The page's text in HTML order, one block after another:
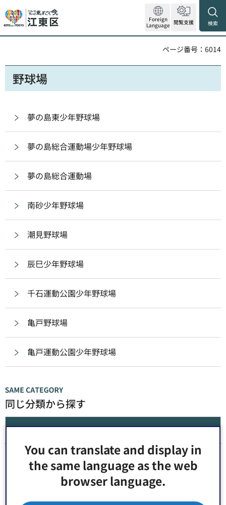
You can translate and display in
the same language as the web
browser language.
Foreign
Language 閲覧支援 検索
ページ番号：6014
野球場
夢の島東少年野球場
夢の島総合運動場少年野球場
夢の島総合運動場
南砂少年野球場
潮見野球場
辰巳少年野球場
千石運動公園少年野球場
亀戸野球場
亀戸運動公園少年野球場
同じ分類から探す
スポーツ施設
野球場